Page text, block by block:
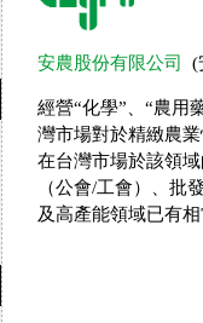
安農股份有限公司 (
經營“化學”、“農用
灣市場對於精緻農
在台灣市場於該領
（公會/工會）、批
及高產能領域已有